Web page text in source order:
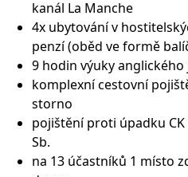
kanál La Manche
4x ubytování v
penzí (oběd ve formě
9 hodin výuky anglického
komplexní cestovní
storno
pojištění proti úpadku
Sb.
na 13 účastníků 1 místo